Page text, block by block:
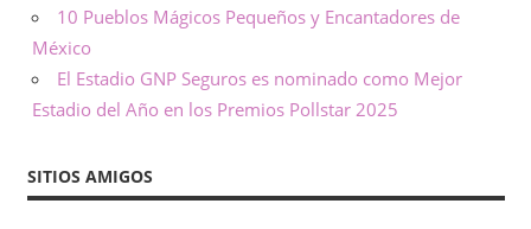
e
t
o
10 Pueblos Mágicos Pequeños y Encantadores de
México
El Estadio GNP Seguros es nominado como Mejor
Estadio del Año en los Premios Pollstar 2025
SITIOS AMIGOS